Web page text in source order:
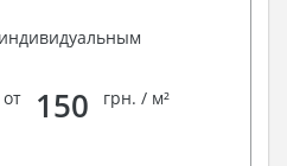
от 150 грн. / м²